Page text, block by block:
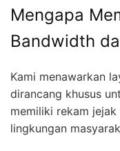
Mengapa
Bandwidth
Kami menawarkan
dirancang khusus
memiliki rekam
lingkungan